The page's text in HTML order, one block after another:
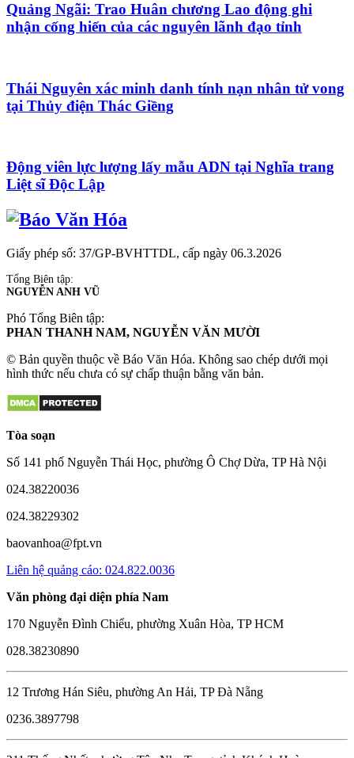
Quảng Ngãi: Trao Huân chương Lao động ghi
nhận cống hiến của các nguyên lãnh đạo tỉnh
Thái Nguyên xác minh danh tính nạn nhân tử vong
tại Thủy điện Thác Giềng
Động viên lực lượng lấy mẫu ADN tại Nghĩa trang
Liệt sĩ Độc Lập
Giấy phép số: 37/GP-BVHTTDL, cấp ngày 06.3.2026
Tổng Biên tập:
NGUYỄN ANH VŨ
Phó Tổng Biên tập:
PHAN THANH NAM, NGUYỄN VĂN MƯỜI
© Bản quyền thuộc về Báo Văn Hóa. Không sao chép dưới mọi
hình thức nếu chưa có sự chấp thuận bằng văn bản.
Tòa soạn
Số 141 phố Nguyễn Thái Học, phường Ô Chợ Dừa, TP Hà Nội
024.38220036
024.38229302
baovanhoa@fpt.vn
Liên hệ quảng cáo: 024.822.0036
Văn phòng đại diện phía Nam
170 Nguyễn Đình Chiểu, phường Xuân Hòa, TP HCM
028.38230890
12 Trương Hán Siêu, phường An Hải, TP Đà Nẵng
0236.3897798